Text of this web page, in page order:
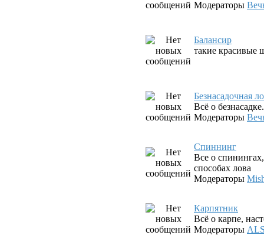
Модераторы
Балансир
такие красивые
Безнасадочная
Всё о
Модераторы
Спиннинг
Все о
способах лова
Модераторы
Карпятник
Всё о карпе,
Модераторы